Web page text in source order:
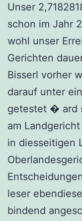
Unser
schon im Jahr
wohl unser
Gerichten
Bisserl vorher
darauf unter
getestet � ard
am
in diesseitigen
leser
bindend